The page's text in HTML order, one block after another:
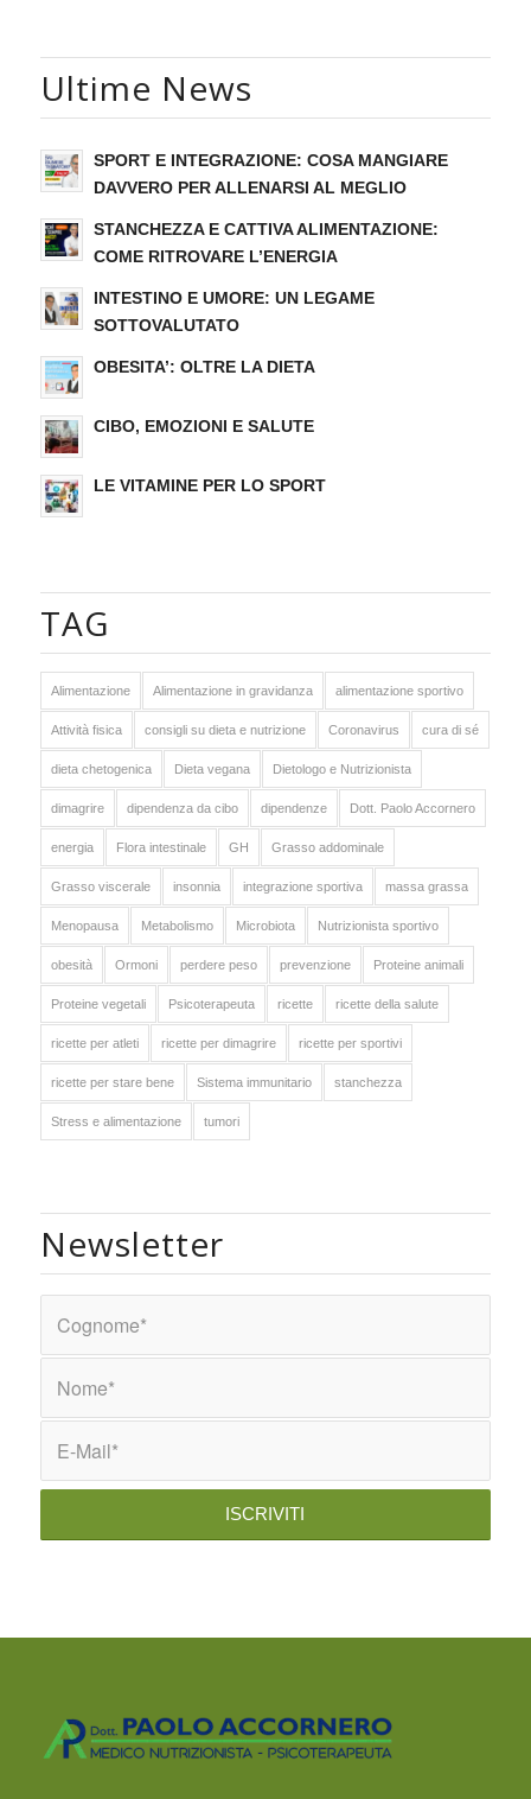
Ultime News
SPORT E INTEGRAZIONE: COSA MANGIARE
DAVVERO PER ALLENARSI AL MEGLIO
STANCHEZZA E CATTIVA ALIMENTAZIONE:
COME RITROVARE L’ENERGIA
INTESTINO E UMORE: UN LEGAME
SOTTOVALUTATO
OBESITA’: OLTRE LA DIETA
CIBO, EMOZIONI E SALUTE
LE VITAMINE PER LO SPORT
TAG
Alimentazione Alimentazione in gravidanza alimentazione sportivo
Attività fisica consigli su dieta e nutrizione Coronavirus cura di sé
dieta chetogenica Dieta vegana Dietologo e Nutrizionista
dimagrire dipendenza da cibo dipendenze Dott. Paolo Accornero
energia Flora intestinale GH Grasso addominale
Grasso viscerale insonnia integrazione sportiva massa grassa
Menopausa Metabolismo Microbiota Nutrizionista sportivo
obesità Ormoni perdere peso prevenzione Proteine animali
Proteine vegetali Psicoterapeuta ricette ricette della salute
ricette per atleti ricette per dimagrire ricette per sportivi
ricette per stare bene Sistema immunitario stanchezza
Stress e alimentazione tumori
Newsletter